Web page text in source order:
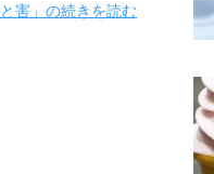
害」の続きを読む